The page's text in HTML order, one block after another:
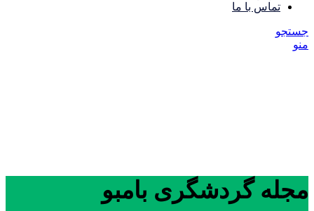
تماس با ما
جستجو
منو
مجله گردشگری بامبو